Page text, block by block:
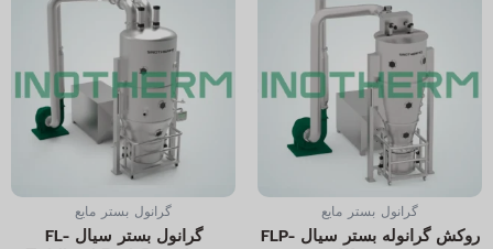
گرانول بستر مایع
روکش گرانوله بستر سیال FLP-
گرانول بستر مایع
گرانول بستر سیال FL-